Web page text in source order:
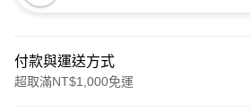
付款與運送方式
超取滿NT$1,000免運